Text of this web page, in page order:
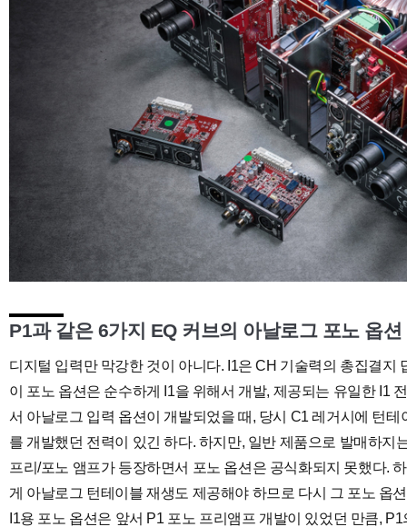
P1과 같은 6가지 EQ 커브의 아날로그 포노 옵션
디지털 입력만 막강한 것이 아니다. I1은 CH 기술력의 총집결지
이 포노 옵션은 순수하게 I1을 위해서 개발, 제공되는 유일한 I1
서 아날로그 입력 옵션이 개발되었을 때, 당시 C1 레거시에 턴
를 개발했던 전력이 있긴 하다. 하지만, 일반 제품으로 발매하지
프리/포노 앰프가 등장하면서 포노 옵션은 공식화되지 못했다.
게 아날로그 턴테이블 재생도 제공해야 하므로 다시 그 포노 옵
I1용 포노 옵션은 앞서 P1 포노 프리앰프 개발이 있었던 만큼,